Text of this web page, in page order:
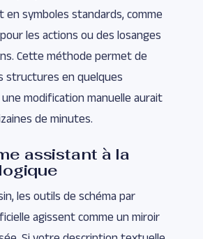
symboles standards, comme
les actions ou des losanges
Cette méthode permet de
structures en quelques
une modification manuelle aurait
de minutes.
assistant à la
les outils de schéma par
agissent comme un miroir